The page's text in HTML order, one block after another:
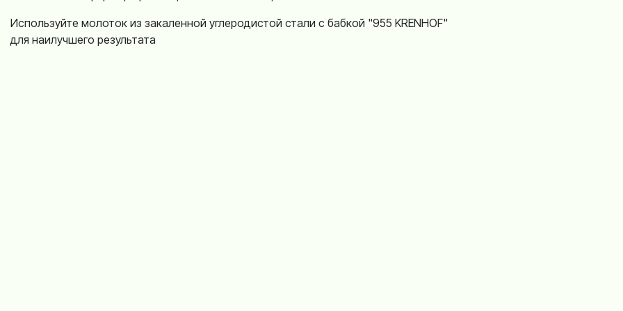
Используйте молоток из закаленной углеродистой стали с бабкой "955 KRENHOF"
для наилучшего результата